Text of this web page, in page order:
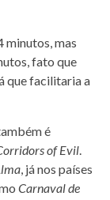
minutos, mas
fato que
que facilitaria a
é
of Evil.
, já nos países
Carnaval de